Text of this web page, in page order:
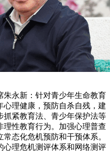
朱永新：针对青少年生命教育
心理健康，预防自杀自残，建
抓紧教育法、青少年保护法等
性教育行为。加强心理普查
态化危机预防和干预体系。
心理危机测评体系和网络测评